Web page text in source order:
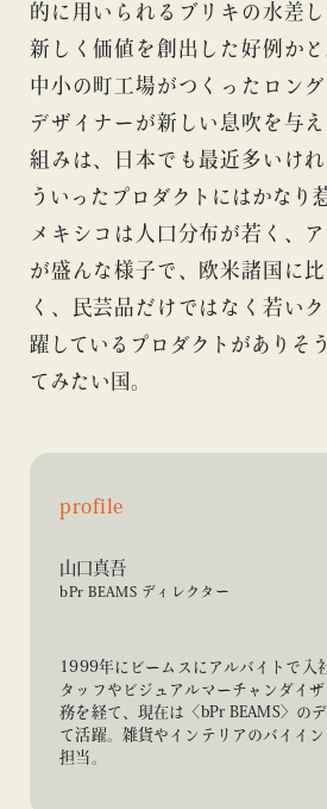
的に用いられるブリキの水差
新しく価値を創出した好例か
中小の町工場がつくったロング
デザイナーが新しい息吹を与
組みは、日本でも最近多いけ
ういったプロダクトにはかなり
メキシコは人口分布が若く、
が盛んな様子で、欧米諸国に
く、民芸品だけではなく若い
躍しているプロダクトがありそ
てみたい国。
profile
山口真吾
bPr BEAMS ディレクター
1999年にビームスにアルバイトで入
タッフやビジュアルマーチャンダイ
務を経て、現在は〈bPr BEAMS〉の
て活躍。雑貨やインテリアのバイイ
担当。